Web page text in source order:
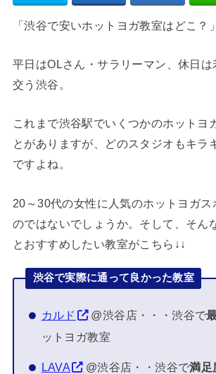
「渋谷で安いホットヨガ教室はどこ？」
平日はOLさん・サラリーマン、休日は
交う渋谷。
これまで渋谷駅でいくつかのホットヨ
とがありますが、どのスタジオもキラ
ですよね。
20～30代の女性に人気のホットヨガス
のではないでしょうか。そして、そん
とおすすめしたい教室がこちら↓↓
渋谷で実際に通って良かった教室
カルド @渋谷店・・・渋谷で
ットヨガ教室
LAVA @渋谷店・・渋谷で満足